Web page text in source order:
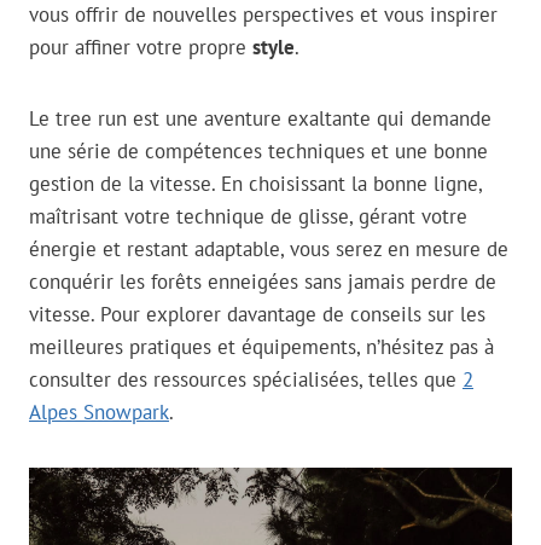
vous offrir de nouvelles perspectives et vous inspirer
pour affiner votre propre style.
Le tree run est une aventure exaltante qui demande
une série de compétences techniques et une bonne
gestion de la vitesse. En choisissant la bonne ligne,
maîtrisant votre technique de glisse, gérant votre
énergie et restant adaptable, vous serez en mesure de
conquérir les forêts enneigées sans jamais perdre de
vitesse. Pour explorer davantage de conseils sur les
meilleures pratiques et équipements, n’hésitez pas à
consulter des ressources spécialisées, telles que 2
Alpes Snowpark.